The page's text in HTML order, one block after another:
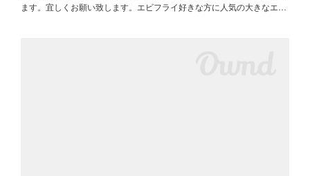
ます。宜しくお願い致します。エビフライ好きな方に人気の大きなエ…